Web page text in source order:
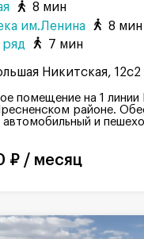
8 мин
им.Ленина
8 мин
7 мин
Никитская, 12с2
помещение на 1 линии
районе.
автомобильный и
₽ / месяц